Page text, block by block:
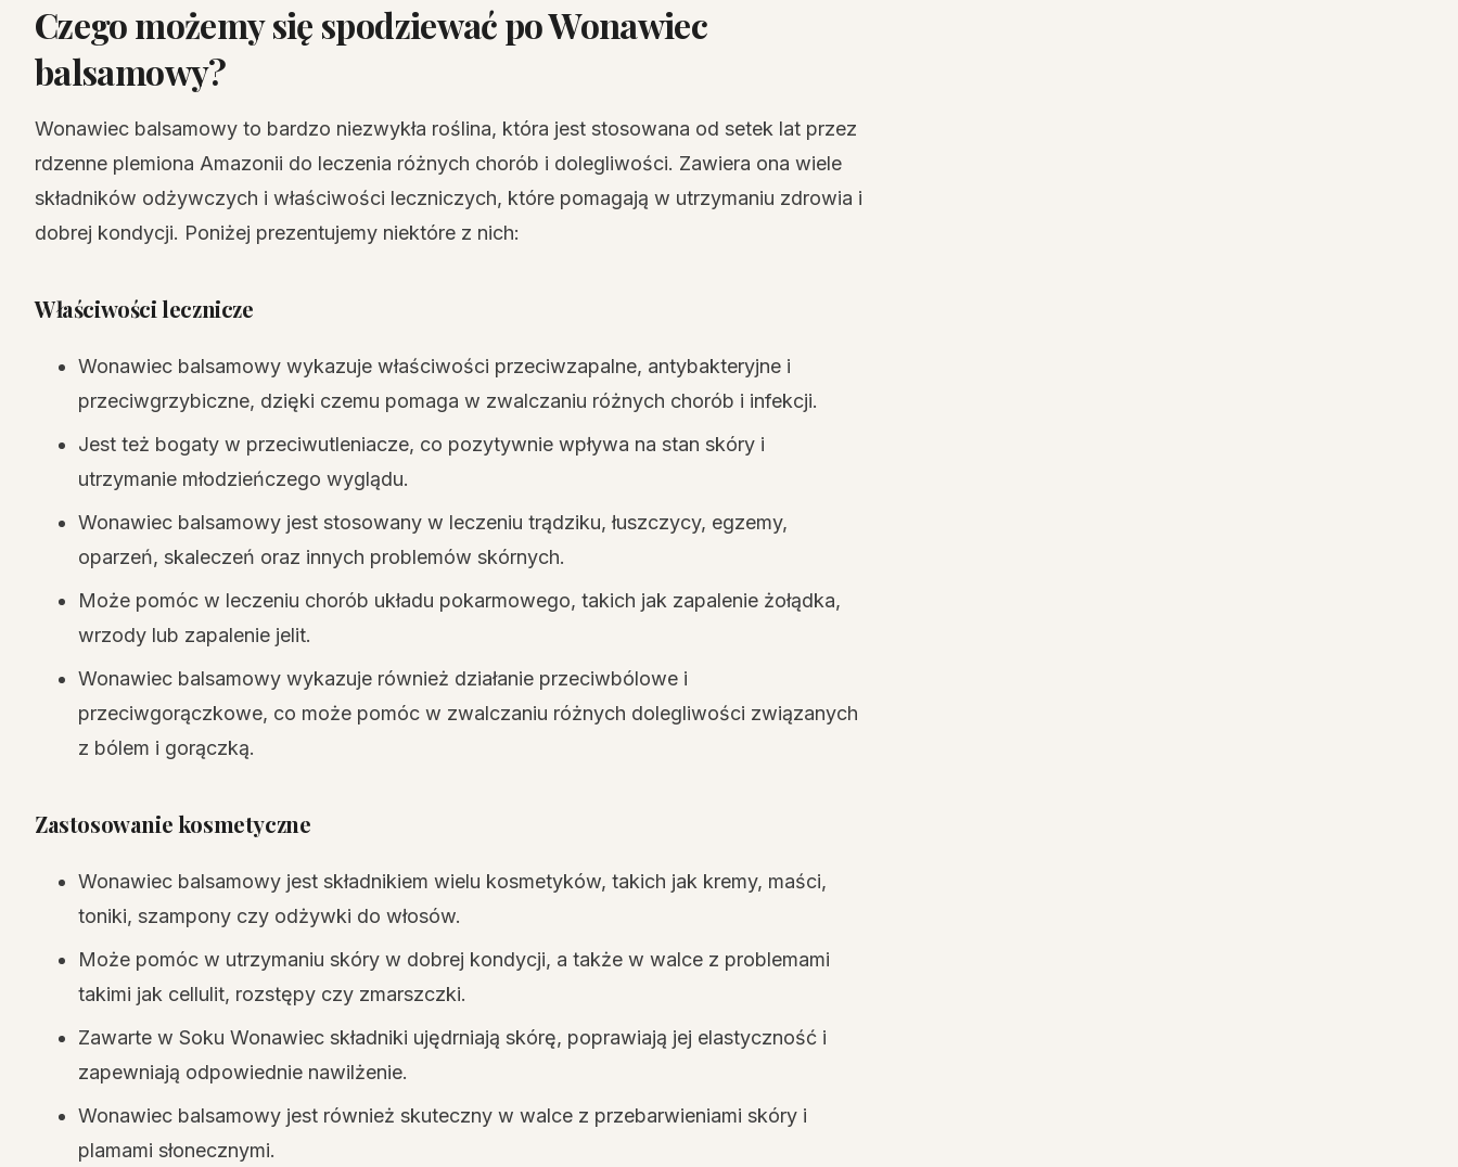
Czego możemy się spodziewać po Wonawiec
balsamowy?
Wonawiec balsamowy to bardzo niezwykła roślina, która jest stosowana od setek lat przez
rdzenne plemiona Amazonii do leczenia różnych chorób i dolegliwości. Zawiera ona wiele
składników odżywczych i właściwości leczniczych, które pomagają w utrzymaniu zdrowia i
dobrej kondycji. Poniżej prezentujemy niektóre z nich:
Właściwości lecznicze
Wonawiec balsamowy wykazuje właściwości przeciwzapalne, antybakteryjne i
przeciwgrzybiczne, dzięki czemu pomaga w zwalczaniu różnych chorób i infekcji.
Jest też bogaty w przeciwutleniacze, co pozytywnie wpływa na stan skóry i
utrzymanie młodzieńczego wyglądu.
Wonawiec balsamowy jest stosowany w leczeniu trądziku, łuszczycy, egzemy,
oparzeń, skaleczeń oraz innych problemów skórnych.
Może pomóc w leczeniu chorób układu pokarmowego, takich jak zapalenie żołądka,
wrzody lub zapalenie jelit.
Wonawiec balsamowy wykazuje również działanie przeciwbólowe i
przeciwgorączkowe, co może pomóc w zwalczaniu różnych dolegliwości związanych
z bólem i gorączką.
Zastosowanie kosmetyczne
Wonawiec balsamowy jest składnikiem wielu kosmetyków, takich jak kremy, maści,
toniki, szampony czy odżywki do włosów.
Może pomóc w utrzymaniu skóry w dobrej kondycji, a także w walce z problemami
takimi jak cellulit, rozstępy czy zmarszczki.
Zawarte w Soku Wonawiec składniki ujędrniają skórę, poprawiają jej elastyczność i
zapewniają odpowiednie nawilżenie.
Wonawiec balsamowy jest również skuteczny w walce z przebarwieniami skóry i
plamami słonecznymi.